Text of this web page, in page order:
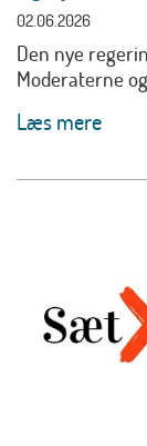
02.06.2026
Den nye
Moderaterne
Læs mere